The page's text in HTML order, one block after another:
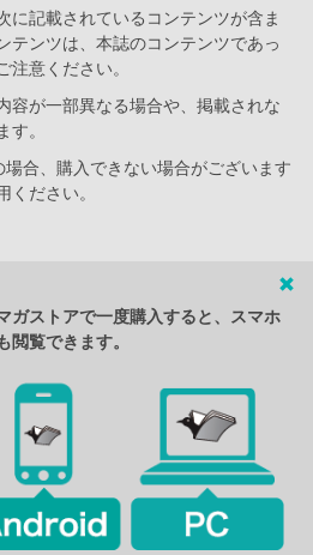
記載されているコンテンツが含ま
テンツは、本誌のコンテンツであっ
注意ください。
容が一部異なる場合や、掲載されな
す。
合、購入できない場合がございます
ください。
ガストアで一度購入すると、スマホ
閲覧できます。